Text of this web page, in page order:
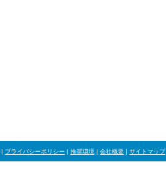
| プライバシーポリシー | 推奨環境 | 会社概要 | サイトマップ